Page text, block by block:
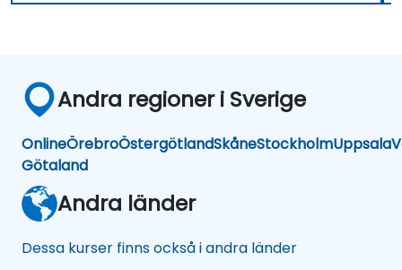
Andra regioner i Sverige
OnlineÖrebroÖstergötlandSkåneStockholmUppsala
Götaland
Andra länder
Dessa kurser finns också i andra länder